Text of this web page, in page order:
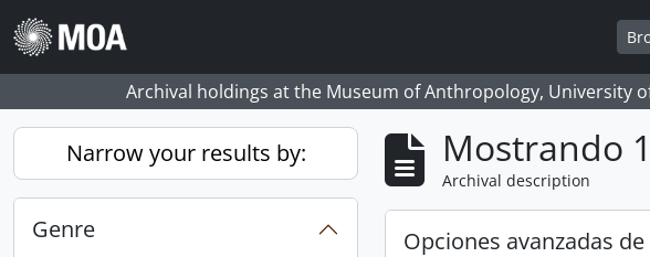
Skip to main content
Archival holdings at the Museum of Anthropology, University
Narrow your results by:
Genre
Mostrando
Archival description
Opciones avanzadas